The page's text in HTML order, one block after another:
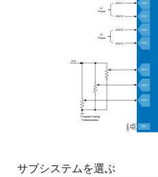
24MHz
ADC1
ADC2
L1
Phase
ADC3
ADC4
L3
Phase
Paramter Setting
Potentiometers
Osc
ADC
ADC
ADC
ADC
ADC
ADC
ADC
3V3
サブシステムを選ぶ